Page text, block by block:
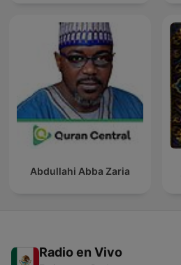
Abdullahi Abba Zaria
Radio en Vivo